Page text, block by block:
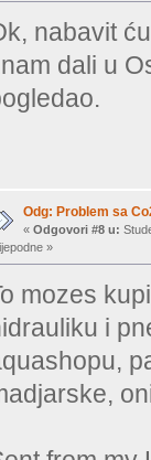
nabavit
dali u
Odg: Problem sa
« Odgovori #8 u:
»
mozes
i